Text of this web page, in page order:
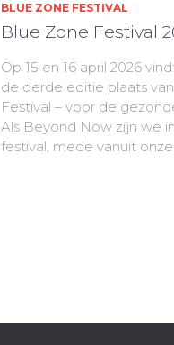
BLUE ZONE FESTIVAL
Blue Zone Festival
Op 15 en 16 april 2026
de derde editie plaats
Festival – voor de
Als Beyond Now zijn we
festival, mede vanuit onze